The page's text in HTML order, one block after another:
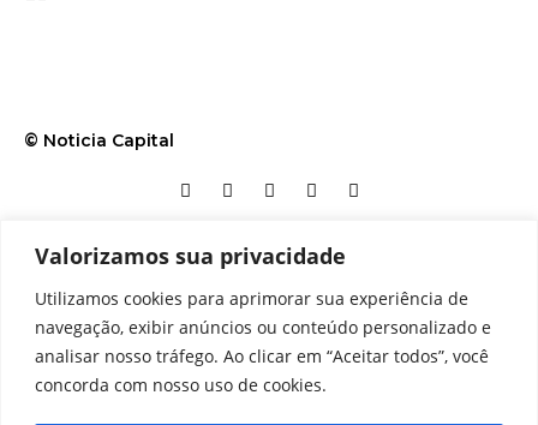
Valorizamos sua privacidade
Utilizamos cookies para aprimorar sua experiência de
navegação, exibir anúncios ou conteúdo personalizado e
analisar nosso tráfego. Ao clicar em “Aceitar todos”, você
concorda com nosso uso de cookies.
© Noticia Capital
Contato Home Aviso legal Configurações de cookies
Equipe Perfil Política de cookies Serviços